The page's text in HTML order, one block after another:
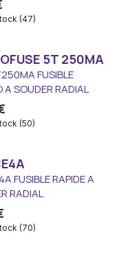
(47)
5T 250MA
FUSIBLE
A SOUDER RADIAL
(50)
FUSIBLE RAPIDE A
RADIAL
(70)